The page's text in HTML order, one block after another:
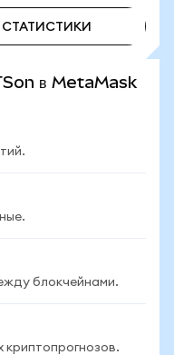
в MetaMask
блокчейнами.
криптопрогнозов.